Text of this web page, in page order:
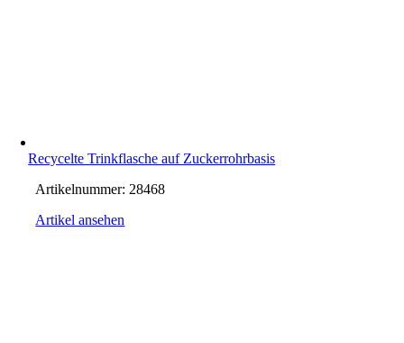
Recycelte Trinkflasche auf Zuckerrohrbasis
Artikelnummer: 28468
Artikel ansehen